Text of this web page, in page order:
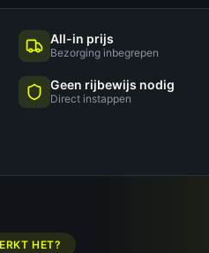
All-in prijs
Bezorging inbegrepen
Geen rijbewijs nodig
Direct instappen
HET?